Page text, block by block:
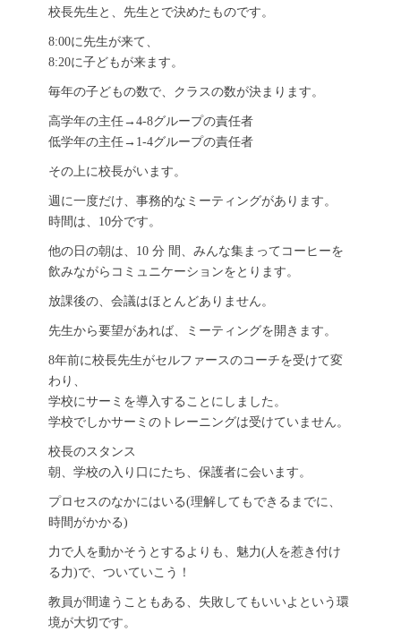
校長先生と、先生とで決めたものです。
8:00に先生が来て、
8:20に子どもが来ます。
毎年の子どもの数で、クラスの数が決まります。
高学年の主任→4-8グループの責任者
低学年の主任→1-4グループの責任者
その上に校長がいます。
週に一度だけ、事務的なミーティングがあります。
時間は、10分です。
他の日の朝は、10 分 間、みんな集まってコーヒーを
飲みながらコミュニケーションをとります。
放課後の、会議はほとんどありません。
先生から要望があれば、ミーティングを開きます。
8年前に校長先生がセルファースのコーチを受けて変
わり、
学校にサーミを導入することにしました。
学校でしかサーミのトレーニングは受けていません。
校長のスタンス
朝、学校の入り口にたち、保護者に会います。
プロセスのなかにはいる(理解してもできるまでに、
時間がかかる)
力で人を動かそうとするよりも、魅力(人を惹き付け
る力)で、ついていこう！
教員が間違うこともある、失敗してもいいよという環
境が大切です。